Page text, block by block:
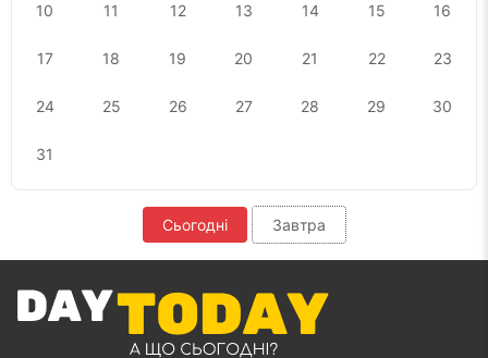
10 11 12 13 14 15 16
17 18 19 20 21 22 23
24 25 26 27 28 29 30
31
Сьогодні Завтра